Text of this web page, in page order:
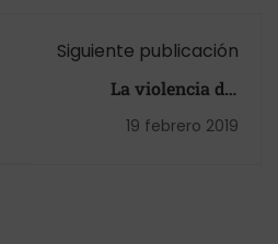
Siguiente publicación
La violencia del
psicoanálisis
19 febrero 2019